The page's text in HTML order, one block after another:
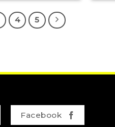
4 5
Facebook